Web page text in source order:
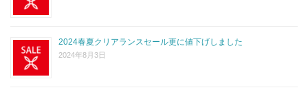
2024春夏クリアランスセール更に値下げしました
2024年8月3日